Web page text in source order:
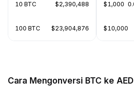
10 BTC $2,390,488
100 BTC $23,904,876
$1,000
$10,000
Cara Mengonversi BTC ke